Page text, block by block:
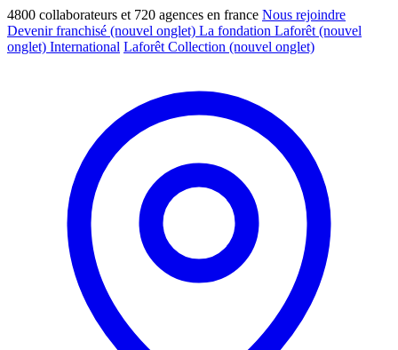
4800 collaborateurs et 720 agences en france Nous rejoindre
Devenir franchisé (nouvel onglet) La fondation Laforêt (nouvel
onglet) International Laforêt Collection (nouvel onglet)